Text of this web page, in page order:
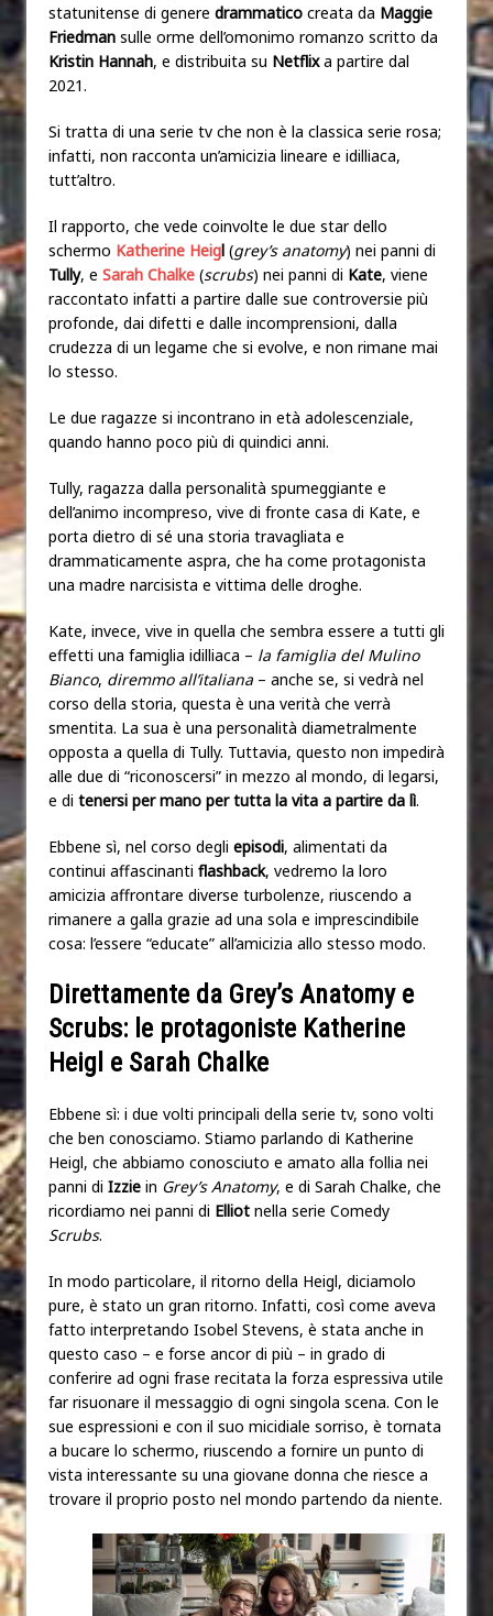
statunitense di genere drammatico creata da Maggie
Friedman sulle orme dell’omonimo romanzo scritto da
Kristin Hannah, e distribuita su Netflixa partire dal
2021.
Si tratta di una serie tv che non è la classica serie rosa;
infatti, non racconta un’amicizia lineare e idilliaca,
tutt’altro.
Il rapporto, che vede coinvolte le due star dello
schermo Katherine Heigl (grey’s anatomy) nei panni di
Tully, e Sarah Chalke (scrubs) nei panni di Kate, viene
raccontato infatti a partire dalle sue controversie più
profonde, dai difetti e dalle incomprensioni, dalla
crudezza di un legame che si evolve, e non rimane mai
lo stesso.
Le due ragazze si incontrano in età adolescenziale,
quando hanno poco più di quindici anni.
Tully, ragazza dalla personalità spumeggiante e
dell’animo incompreso, vive di fronte casa di Kate, e
porta dietro di sé una storia travagliata e
drammaticamente aspra, che ha come protagonista
una madre narcisista e vittima delle droghe.
Kate, invece, vive in quella che sembra essere a tutti gli
effetti una famiglia idilliaca – la famiglia del Mulino
Bianco, diremmo all’italiana – anche se, si vedrà nel
corso della storia, questa è una verità che verrà
smentita. La sua è una personalità diametralmente
opposta a quella di Tully. Tuttavia, questo non impedirà
alle due di “riconoscersi” in mezzo al mondo, di legarsi,
e di tenersi per mano per tutta la vita a partire da lì.
Ebbene sì, nel corso degli episodi, alimentati da
continui affascinanti flashback, vedremo la loro
amicizia affrontare diverse turbolenze, riuscendo a
rimanere a galla grazie ad una sola e imprescindibile
cosa: l’essere “educate” all’amicizia allo stesso modo.
Direttamente da Grey’s Anatomy e
Scrubs: le protagoniste Katherine
Heigl e Sarah Chalke
Ebbene sì: i due volti principali della serie tv, sono volti
che ben conosciamo. Stiamo parlando di Katherine
Heigl, che abbiamo conosciuto e amato alla follia nei
panni di Izzie in Grey’s Anatomy, e di Sarah Chalke, che
ricordiamo nei panni di Elliot nella serie Comedy
Scrubs.
In modo particolare, il ritorno della Heigl, diciamolo
pure, è stato un gran ritorno. Infatti, così come aveva
fatto interpretando Isobel Stevens, è stata anche in
questo caso – e forse ancor di più – in grado di
conferire ad ogni frase recitata la forza espressiva utile
far risuonare il messaggio di ogni singola scena. Con le
sue espressioni e con il suo micidiale sorriso, è tornata
a bucare lo schermo, riuscendo a fornire un punto di
vista interessante su una giovane donna che riesce a
trovare il proprio posto nel mondo partendo da niente.